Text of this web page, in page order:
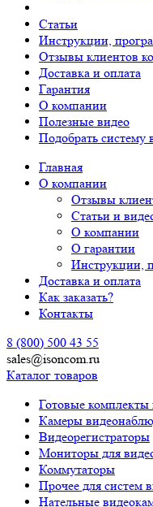
Статьи
Инструкции,
Отзывы клиентов
Доставка и оплата
Гарантия
О компании
Полезные видео
Подобрать систему
Главная
О компании
Отзывы
Статьи и
О компании
О гарантии
Инструкции,
Доставка и оплата
Как заказать?
Контакты
8 (800) 500 43 55
sales@isoncom.ru
Каталог товаров
Готовые
Камеры
Видеорегистраторы
Мониторы для
Коммутаторы
Прочее для систем
Нательные